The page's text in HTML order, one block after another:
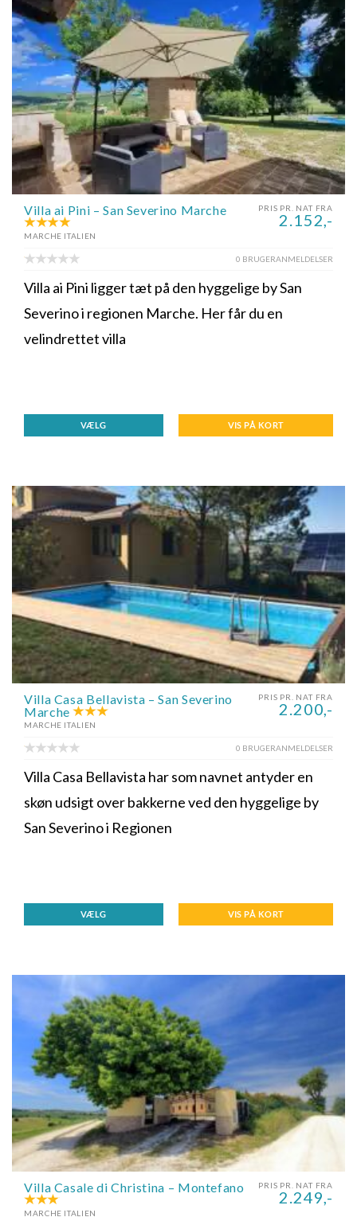
PRIS PR. NAT FRA
2.152,-
Villa ai Pini – San Severino Marche
MARCHE ITALIEN
0 BRUGERANMELDELSER
Villa ai Pini ligger tæt på den hyggelige by San
Severino i regionen Marche. Her får du en
velindrettet villa
VÆLG VIS PÅ KORT
PRIS PR. NAT FRA
2.200,-
Villa Casa Bellavista – San Severino
Marche
MARCHE ITALIEN
0 BRUGERANMELDELSER
Villa Casa Bellavista har som navnet antyder en
skøn udsigt over bakkerne ved den hyggelige by
San Severino i Regionen
VÆLG VIS PÅ KORT
PRIS PR. NAT FRA
2.249,-
Villa Casale di Christina – Montefano
MARCHE ITALIEN